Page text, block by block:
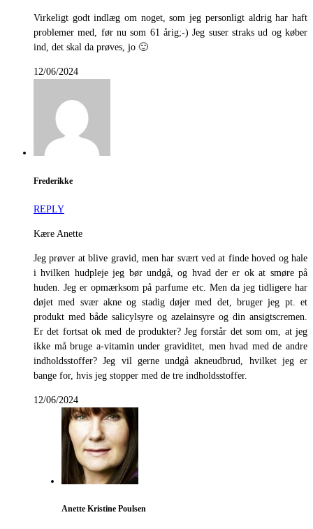
Virkeligt godt indlæg om noget, som jeg personligt aldrig har haft
problemer med, før nu som 61 årig;-) Jeg suser straks ud og køber
ind, det skal da prøves, jo 🙂
12/06/2024
Frederikke
REPLY
Kære Anette
Jeg prøver at blive gravid, men har svært ved at finde hoved og hale
i hvilken hudpleje jeg bør undgå, og hvad der er ok at smøre på
huden. Jeg er opmærksom på parfume etc. Men da jeg tidligere har
døjet med svær akne og stadig døjer med det, bruger jeg pt. et
produkt med både salicylsyre og azelainsyre og din ansigtscremen.
Er det fortsat ok med de produkter? Jeg forstår det som om, at jeg
ikke må bruge a-vitamin under graviditet, men hvad med de andre
indholdsstoffer? Jeg vil gerne undgå akneudbrud, hvilket jeg er
bange for, hvis jeg stopper med de tre indholdsstoffer.
12/06/2024
Anette Kristine Poulsen